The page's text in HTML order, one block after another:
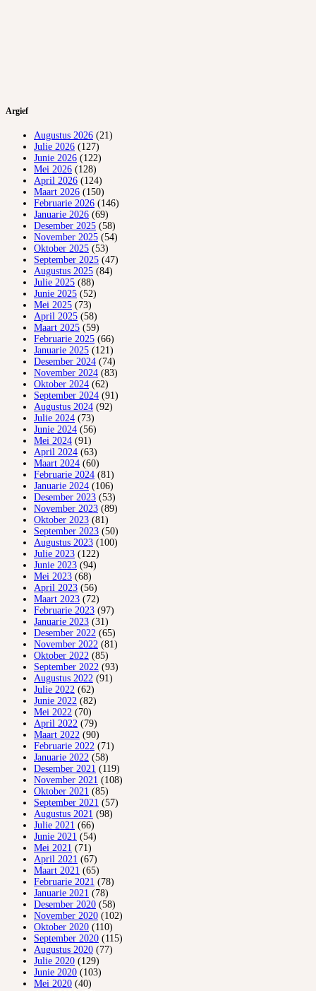
Argief
Augustus 2026 (21)
Julie 2026 (127)
Junie 2026 (122)
Mei 2026 (128)
April 2026 (124)
Maart 2026 (150)
Februarie 2026 (146)
Januarie 2026 (69)
Desember 2025 (58)
November 2025 (54)
Oktober 2025 (53)
September 2025 (47)
Augustus 2025 (84)
Julie 2025 (88)
Junie 2025 (52)
Mei 2025 (73)
April 2025 (58)
Maart 2025 (59)
Februarie 2025 (66)
Januarie 2025 (121)
Desember 2024 (74)
November 2024 (83)
Oktober 2024 (62)
September 2024 (91)
Augustus 2024 (92)
Julie 2024 (73)
Junie 2024 (56)
Mei 2024 (91)
April 2024 (63)
Maart 2024 (60)
Februarie 2024 (81)
Januarie 2024 (106)
Desember 2023 (53)
November 2023 (89)
Oktober 2023 (81)
September 2023 (50)
Augustus 2023 (100)
Julie 2023 (122)
Junie 2023 (94)
Mei 2023 (68)
April 2023 (56)
Maart 2023 (72)
Februarie 2023 (97)
Januarie 2023 (31)
Desember 2022 (65)
November 2022 (81)
Oktober 2022 (85)
September 2022 (93)
Augustus 2022 (91)
Julie 2022 (62)
Junie 2022 (82)
Mei 2022 (70)
April 2022 (79)
Maart 2022 (90)
Februarie 2022 (71)
Januarie 2022 (58)
Desember 2021 (119)
November 2021 (108)
Oktober 2021 (85)
September 2021 (57)
Augustus 2021 (98)
Julie 2021 (66)
Junie 2021 (54)
Mei 2021 (71)
April 2021 (67)
Maart 2021 (65)
Februarie 2021 (78)
Januarie 2021 (78)
Desember 2020 (58)
November 2020 (102)
Oktober 2020 (110)
September 2020 (115)
Augustus 2020 (77)
Julie 2020 (129)
Junie 2020 (103)
Mei 2020 (40)